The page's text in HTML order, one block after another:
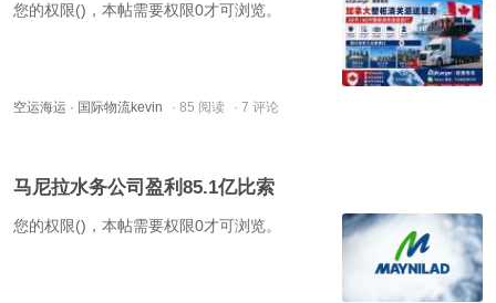
您的权限()，本帖需要权限0才可浏览。
空运海运 · 国际物流kevin · 85 阅读 · 7 评论
马尼拉水务公司盈利85.1亿比索
您的权限()，本帖需要权限0才可浏览。